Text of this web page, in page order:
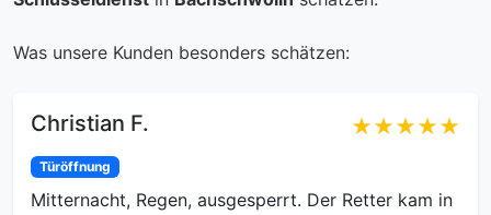
Was unsere Kunden besonders schätzen:
Christian F. ★★★★★
Türöffnung
Mitternacht, Regen, ausgesperrt. Der Retter kam in